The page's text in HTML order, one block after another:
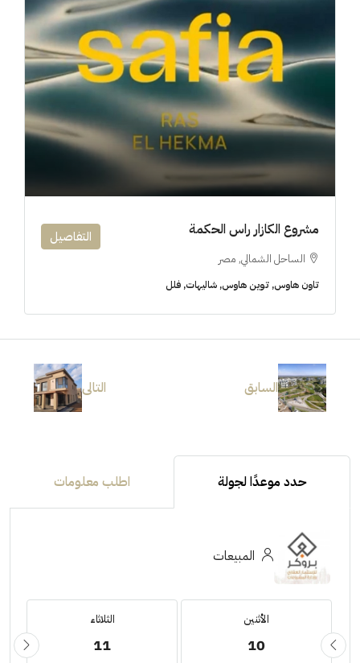
مشروع الكازار راس الحكمة
الساحل الشمالي, مصر
تاون هاوس, توين هاوس, شاليهات, فلل
التفاصيل
السابق التالى
حدد موعدًا لجولة اطلب معلومات
المبيعات
الأثنين
10
الثلاثاء
11